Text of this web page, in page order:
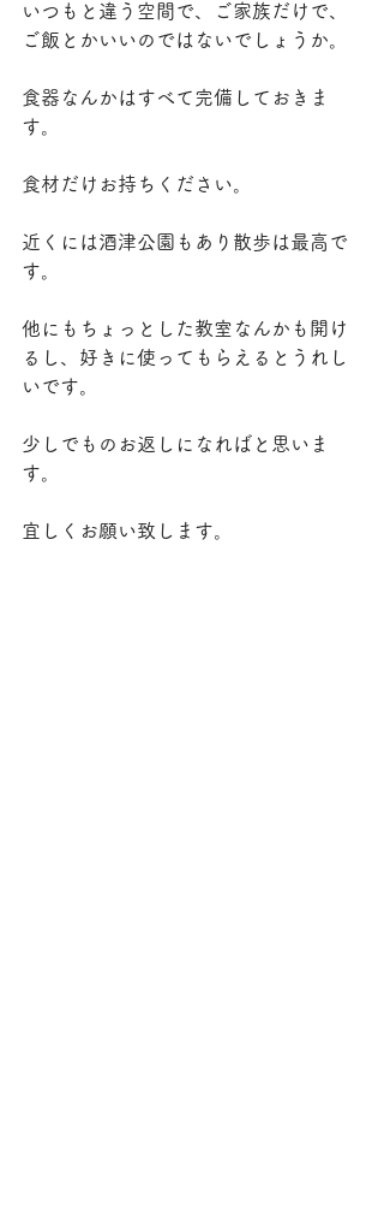
いつもと違う空間で、ご家族だけで、
ご飯とかいいのではないでしょうか。
食器なんかはすべて完備しておきま
す。
食材だけお持ちください。
近くには酒津公園もあり散歩は最高で
す。
他にもちょっとした教室なんかも開け
るし、好きに使ってもらえるとうれし
いです。
少しでものお返しになればと思いま
す。
宜しくお願い致します。